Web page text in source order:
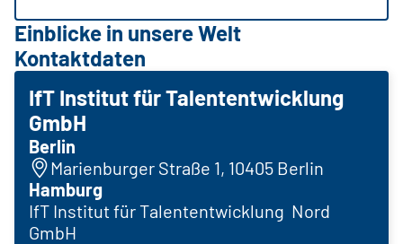
Einblicke in unsere Welt
Kontaktdaten
IfT Institut für Talententwicklung
GmbH
Berlin
Marienburger Straße 1, 10405 Berlin
Hamburg
IfT Institut für Talententwicklung Nord
GmbH